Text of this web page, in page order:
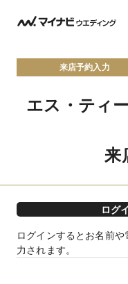
来店予約入力
エス・ティ
来
ログ
ログインするとお名前
力されます。